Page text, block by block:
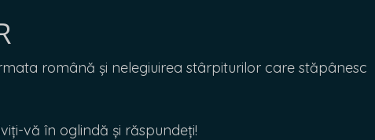
română și nelegiuirea stârpiturilor care stăpânesc
vă în oglindă și răspundeți!